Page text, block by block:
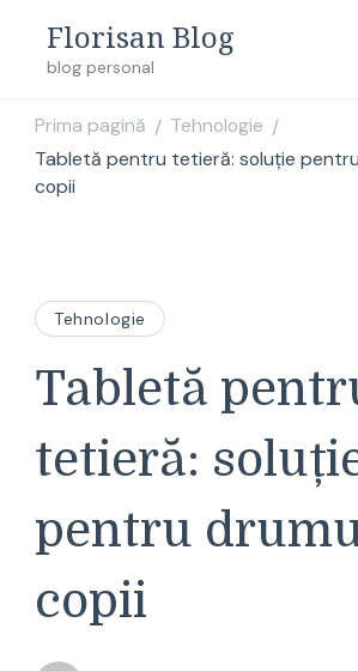
Florisan Blog
blog personal
Prima pagină / Tehnologie /
Tabletă pentru tetieră: soluție
copii
Tehnologie
Tabletă
tetieră:
pentru
copii